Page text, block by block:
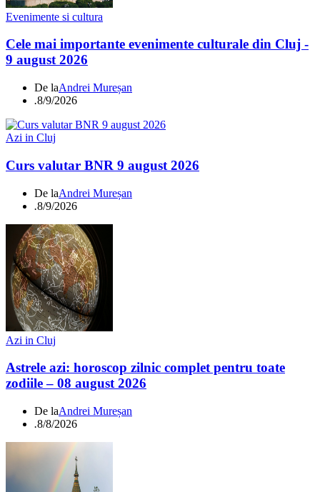
Evenimente si cultura
Cele mai importante evenimente culturale din Cluj -
9 august 2026
De laAndrei Mureșan
.8/9/2026
Azi in Cluj
Curs valutar BNR 9 august 2026
De laAndrei Mureșan
.8/9/2026
Azi in Cluj
Astrele azi: horoscop zilnic complet pentru toate
zodiile – 08 august 2026
De laAndrei Mureșan
.8/8/2026